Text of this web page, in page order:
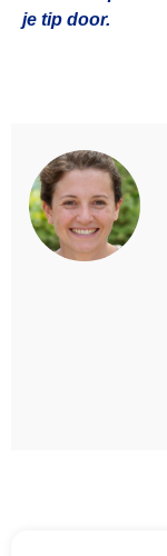
je tip door.